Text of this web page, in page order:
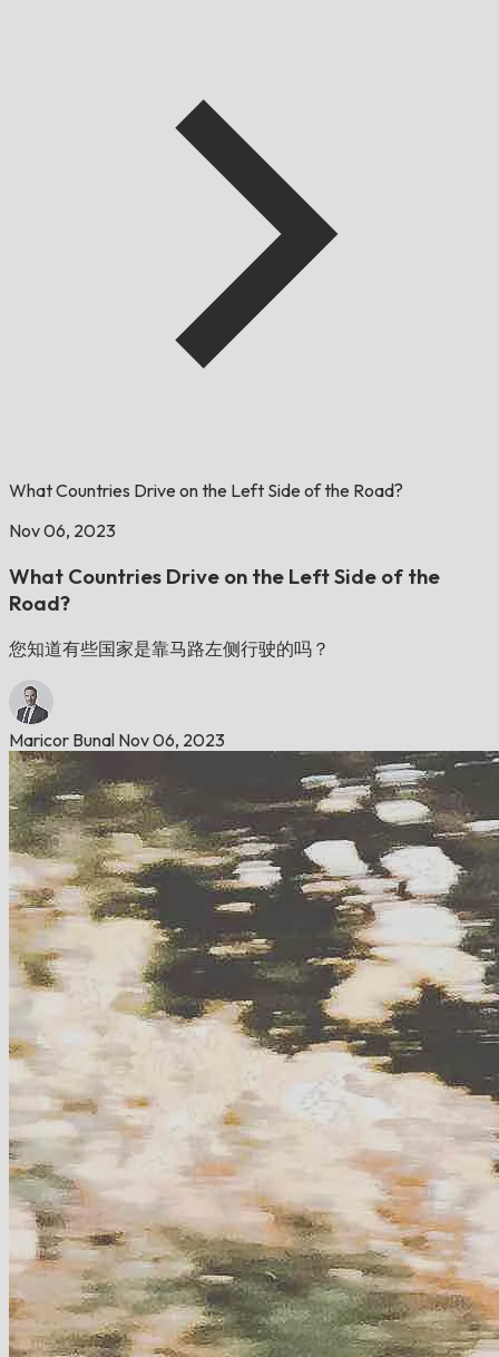
What Countries Drive on the Left Side of the Road?
Nov 06, 2023
What Countries Drive on the Left Side of the
Road?
您知道有些国家是靠马路左侧行驶的吗？
Maricor Bunal Nov 06, 2023